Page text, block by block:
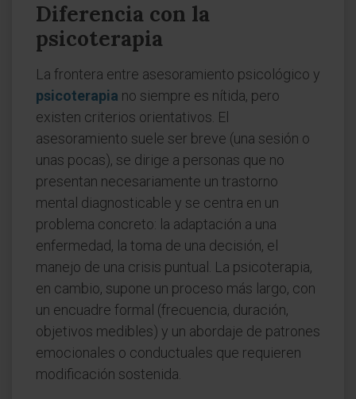
Diferencia con la
psicoterapia
La frontera entre asesoramiento psicológico y
psicoterapia no siempre es nítida, pero
existen criterios orientativos. El
asesoramiento suele ser breve (una sesión o
unas pocas), se dirige a personas que no
presentan necesariamente un trastorno
mental diagnosticable y se centra en un
problema concreto: la adaptación a una
enfermedad, la toma de una decisión, el
manejo de una crisis puntual. La psicoterapia,
en cambio, supone un proceso más largo, con
un encuadre formal (frecuencia, duración,
objetivos medibles) y un abordaje de patrones
emocionales o conductuales que requieren
modificación sostenida.